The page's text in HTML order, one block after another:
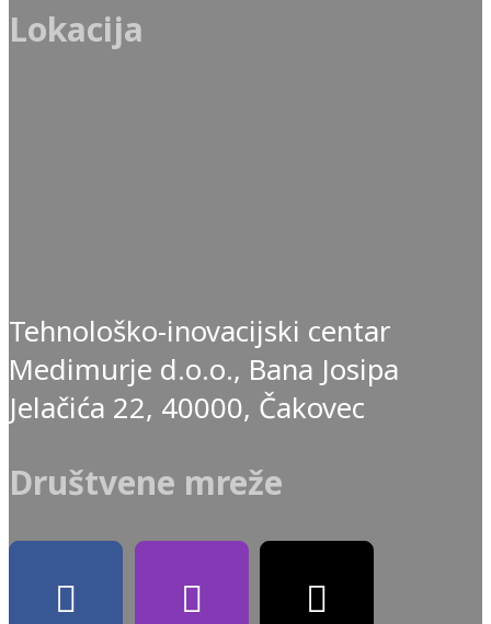
Lokacija
Tehnološko-inovacijski centar
Medimurje d.o.o., Bana Josipa
Jelačića 22, 40000, Čakovec
Društvene mreže